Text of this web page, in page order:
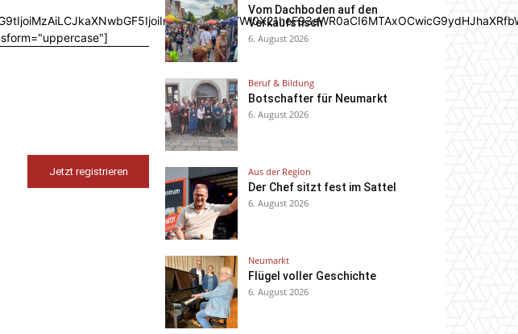
Jetzt registrieren
Vom Dachboden auf den
Verkaufstisch
6. August 2026
Beruf & Bildung
Botschafter für Neumarkt
6. August 2026
Aus der Region
Der Chef sitzt fest im Sattel
6. August 2026
Neumarkt
Flügel voller Geschichte
6. August 2026